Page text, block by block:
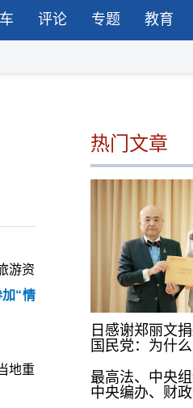
评论 专题 教育
游资
“情
地重
热门文章
日感谢郑丽文
国民党：为什么
最高法、中央
中央编办、财